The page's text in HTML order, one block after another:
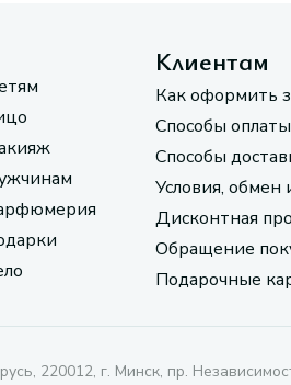
Клиентам
Как оформить
Способы оплаты
Способы
Условия, обмен
Дисконтная
Обращение
Подарочные
220012, г. Минск, пр.